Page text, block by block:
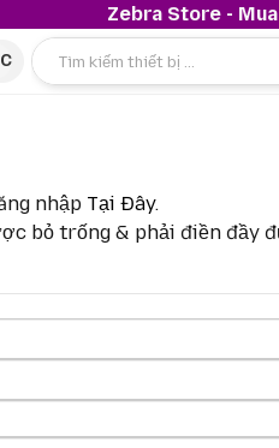
Zebra Store -
nhập Tại Đây.
bỏ trống & phải điền đầy